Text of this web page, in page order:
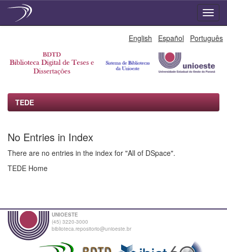
English Español Português
TEDE
No Entries in Index
There are no entries in the index for "All of DSpace".
TEDE Home
UNIOESTE
(45) 3220-3000
biblioteca.repositorio@unioeste.br